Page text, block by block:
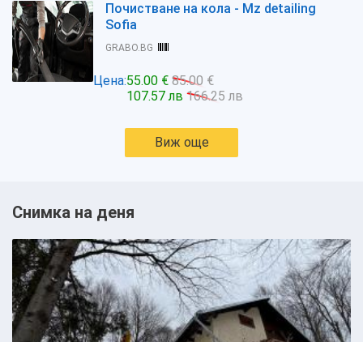
Почистване на кола - Mz detailing
Sofia
GRABO.BG
Цена:55.00 € 85.00 €
107.57 лв 166.25 лв
Виж още
Снимка на деня